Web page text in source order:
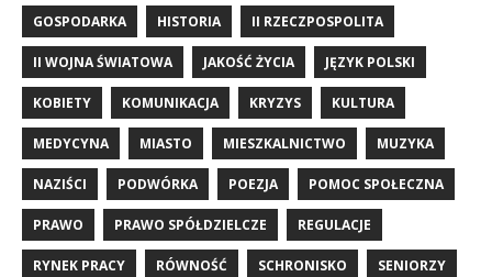
GOSPODARKA HISTORIA II RZECZPOSPOLITA
II WOJNA ŚWIATOWA JAKOŚĆ ŻYCIA JĘZYK POLSKI
KOBIETY KOMUNIKACJA KRYZYS KULTURA
MEDYCYNA MIASTO MIESZKALNICTWO MUZYKA
NAZIŚCI PODWÓRKA POEZJA POMOC SPOŁECZNA
PRAWO PRAWO SPÓŁDZIELCZE REGULACJE
RYNEK PRACY RÓWNOŚĆ SCHRONISKO SENIORZY